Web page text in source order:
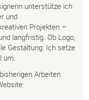
unterstütze ich
und
Projekten –
langfristig. Ob Logo,
Gestaltung: Ich setze
um.
Arbeiten